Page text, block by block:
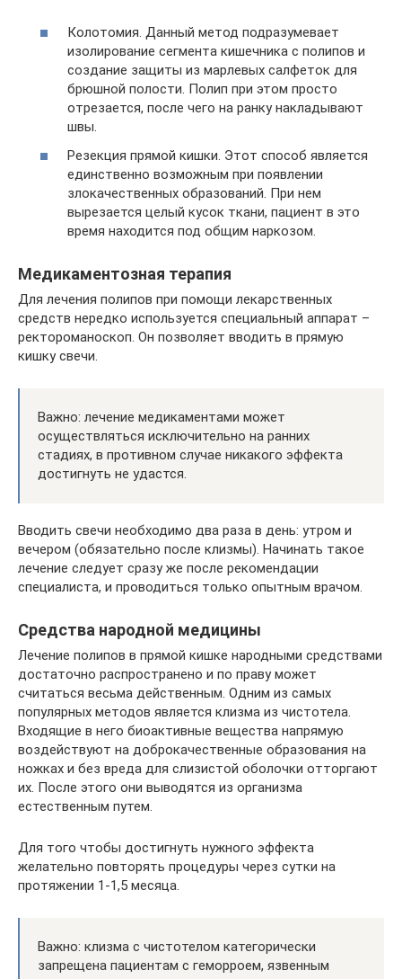
Колотомия. Данный метод подразумевает
изолирование сегмента кишечника с полипов и
создание защиты из марлевых салфеток для
брюшной полости. Полип при этом просто
отрезается, после чего на ранку накладывают
швы.
Резекция прямой кишки. Этот способ является
единственно возможным при появлении
злокачественных образований. При нем
вырезается целый кусок ткани, пациент в это
время находится под общим наркозом.
Медикаментозная терапия
Для лечения полипов при помощи лекарственных
средств нередко используется специальный аппарат –
ректороманоскоп. Он позволяет вводить в прямую
кишку свечи.
Важно: лечение медикаментами может
осуществляться исключительно на ранних
стадиях, в противном случае никакого эффекта
достигнуть не удастся.
Вводить свечи необходимо два раза в день: утром и
вечером (обязательно после клизмы). Начинать такое
лечение следует сразу же после рекомендации
специалиста, и проводиться только опытным врачом.
Средства народной медицины
Лечение полипов в прямой кишке народными средствами
достаточно распространено и по праву может
считаться весьма действенным. Одним из самых
популярных методов является клизма из чистотела.
Входящие в него биоактивные вещества напрямую
воздействуют на доброкачественные образования на
ножках и без вреда для слизистой оболочки отторгают
их. После этого они выводятся из организма
естественным путем.
Для того чтобы достигнуть нужного эффекта
желательно повторять процедуры через сутки на
протяжении 1-1,5 месяца.
Важно: клизма с чистотелом категорически
запрещена пациентам с геморроем, язвенным